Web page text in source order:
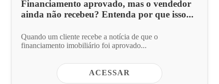
Financiamento aprovado, mas o vendedor
ainda não recebeu? Entenda por que isso...
Quando um cliente recebe a notícia de que o
financiamento imobiliário foi aprovado...
ACESSAR